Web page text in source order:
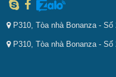
P310, Tòa nhà Bonanza - Số
P310, Tòa nhà Bonanza - Số